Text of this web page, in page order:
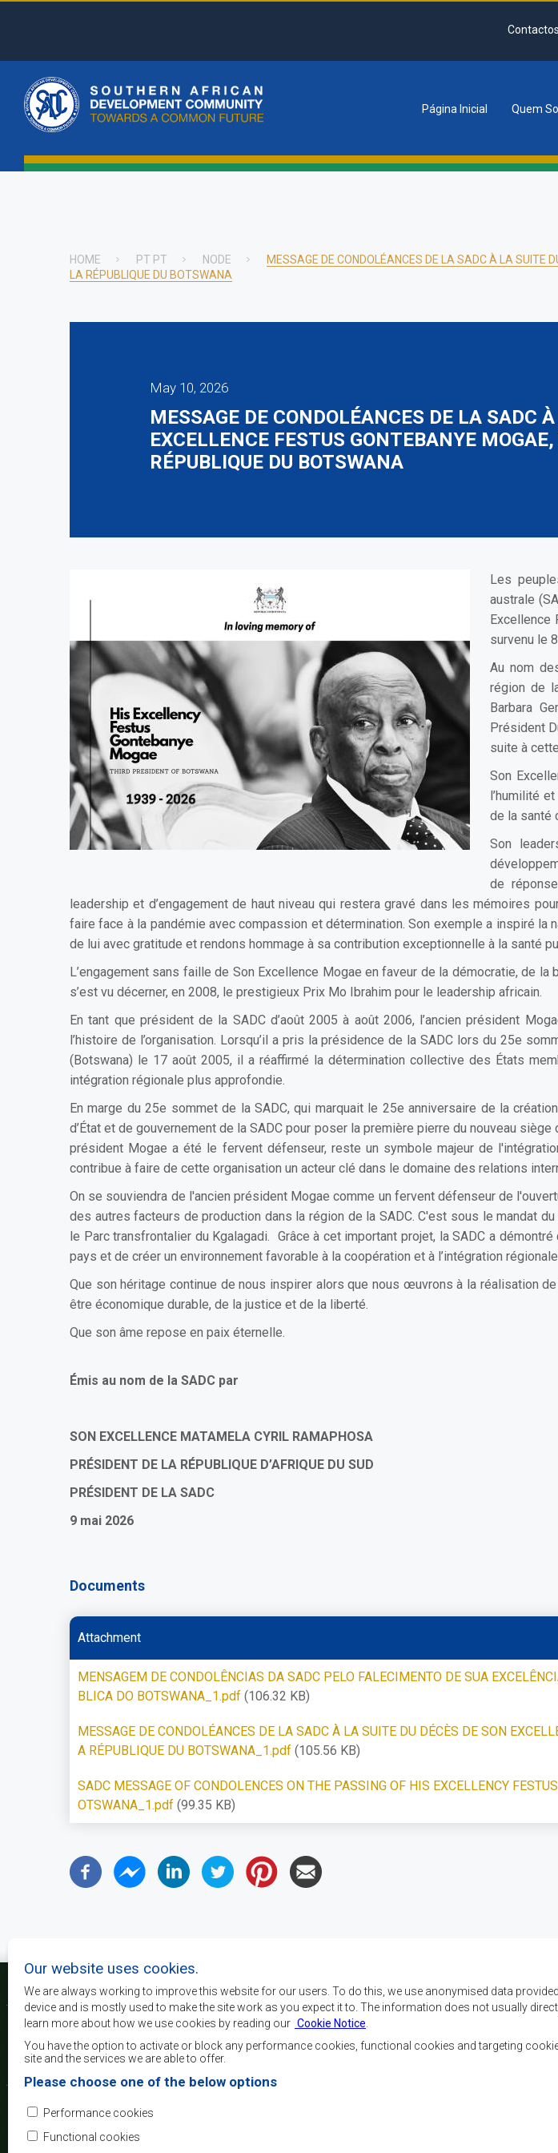
Menu
Contactos
Página Inicial Quem
Breadcrumb
HOME PT PT NODE
MESSAGE DE CONDOLÉANCES DE LA SADC À LA SUITE
LA RÉPUBLIQUE DU BOTSWANA
May 10, 2026
MESSAGE DE CONDOLÉANCES DE LA SADC
EXCELLENCE FESTUS GONTEBANYE
RÉPUBLIQUE DU BOTSWANA
Les
australe
Excellence
survenu le
Au nom
région de
Barbara
Président
suite à
Son
l’humilité
de la santé
Son
de
leadership et d’engagement de haut niveau qui restera gravé dans les mémoires
faire face à la pandémie avec compassion et détermination. Son exemple a inspiré la
de lui avec gratitude et rendons hommage à sa contribution exceptionnelle à la santé
L’engagement sans faille de Son Excellence Mogae en faveur de la démocratie, de
s’est vu décerner, en 2008, le prestigieux Prix Mo Ibrahim pour le leadership africain.
En tant que président de la SADC d’août 2005 à août 2006, l’ancien président
l’histoire de l’organisation. Lorsqu’il a pris la présidence de la SADC lors du 25e
(Botswana) le 17 août 2005, il a réaffirmé la détermination collective des États
intégration régionale plus approfondie.
En marge du 25e sommet de la SADC, qui marquait le 25e anniversaire de la
d’État et de gouvernement de la SADC pour poser la première pierre du nouveau
président Mogae a été le fervent défenseur, reste un symbole majeur de
contribue à faire de cette organisation un acteur clé dans le domaine des relations
On se souviendra de l'ancien président Mogae comme un fervent défenseur de
des autres facteurs de production dans la région de la SADC. C'est sous le mandat
le Parc transfrontalier du Kgalagadi. Grâce à cet important projet, la SADC a
pays et de créer un environnement favorable à la coopération et à l’intégration
Que son héritage continue de nous inspirer alors que nous œuvrons à la réalisation
être économique durable, de la justice et de la liberté.
Que son âme repose en paix éternelle.
Émis au nom de la SADC par
SON EXCELLENCE MATAMELA CYRIL RAMAPHOSA
PRÉSIDENT DE LA RÉPUBLIQUE D’AFRIQUE DU SUD
PRÉSIDENT DE LA SADC
9 mai 2026
Documents
Attachment
MENSAGEM DE CONDOLÊNCIAS DA SADC PELO FALECIMENTO DE SUA
BLICA DO BOTSWANA_1.pdf (106.32 KB)
MESSAGE DE CONDOLÉANCES DE LA SADC À LA SUITE DU DÉCÈS DE SON
A RÉPUBLIQUE DU BOTSWANA_1.pdf (105.56 KB)
SADC MESSAGE OF CONDOLENCES ON THE PASSING OF HIS EXCELLENCY
OTSWANA_1.pdf (99.35 KB)
Os principais objectivos da SADC são alcançar o
desenvolvimento, a paz e a segurança, o
populações da África Austral, e apoiar as
democráticos e no desenvolvimento equitativo e sustentável.
Our website uses cookies.
We are always working to improve this website for our users. To do this, we use anonymised data
device and is mostly used to make the site work as you expect it to. The information does not usually
learn more about how we use cookies by reading our Cookie Notice
You have the option to activate or block any performance cookies, functional cookies and targeting
site and the services we are able to offer.
Please choose one of the below options
Performance cookies
Functional cookies